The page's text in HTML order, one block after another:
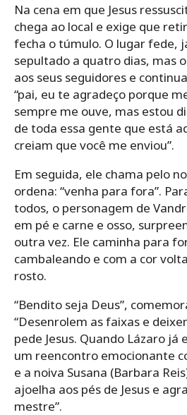
Na cena em que Jesus
chega ao local e exige que
fecha o túmulo. O lugar fede,
sepultado a quatro dias, mas
aos seus seguidores e
“pai, eu te agradeço porque
sempre me ouve, mas estou
de toda essa gente que está
creiam que você me enviou”.
Em seguida, ele chama pelo
ordena: “venha para fora”.
todos, o personagem de
em pé e carne e osso,
outra vez. Ele caminha para
cambaleando e com a cor
rosto.
“Bendito seja Deus”,
“Desenrolem as faixas e
pede Jesus. Quando Lázaro
um reencontro emocionante
e a noiva Susana (Barbara
ajoelha aos pés de Jesus e
mestre”.